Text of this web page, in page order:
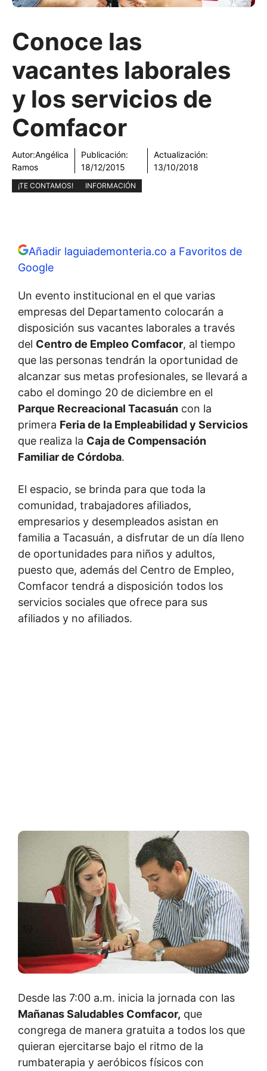
Conoce las
vacantes laborales
y los servicios de
Comfacor
Autor:Angélica
Ramos
Publicación:
18/12/2015
Actualización:
13/10/2018
¡TE CONTAMOS! INFORMACIÓN
Añadir laguiademonteria.co a Favoritos de
Google
Un evento institucional en el que varias
empresas del Departamento colocarán a
disposición sus vacantes laborales a través
del Centro de Empleo Comfacor, al tiempo
que las personas tendrán la oportunidad de
alcanzar sus metas profesionales, se llevará a
cabo el domingo 20 de diciembre en el
Parque Recreacional Tacasuán con la
primera Feria de la Empleabilidad y Servicios
que realiza la Caja de Compensación
Familiar de Córdoba.
El espacio, se brinda para que toda la
comunidad, trabajadores afiliados,
empresarios y desempleados asistan en
familia a Tacasuán, a disfrutar de un día lleno
de oportunidades para niños y adultos,
puesto que, además del Centro de Empleo,
Comfacor tendrá a disposición todos los
servicios sociales que ofrece para sus
afiliados y no afiliados.
Desde las 7:00 a.m. inicia la jornada con las
Mañanas Saludables Comfacor, que
congrega de manera gratuita a todos los que
quieran ejercitarse bajo el ritmo de la
rumbaterapia y aeróbicos físicos con